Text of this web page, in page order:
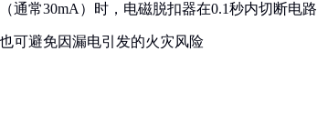
通常30mA）时，电磁脱扣器在0.1秒内切断电路
可避免因漏电引发的火灾风险